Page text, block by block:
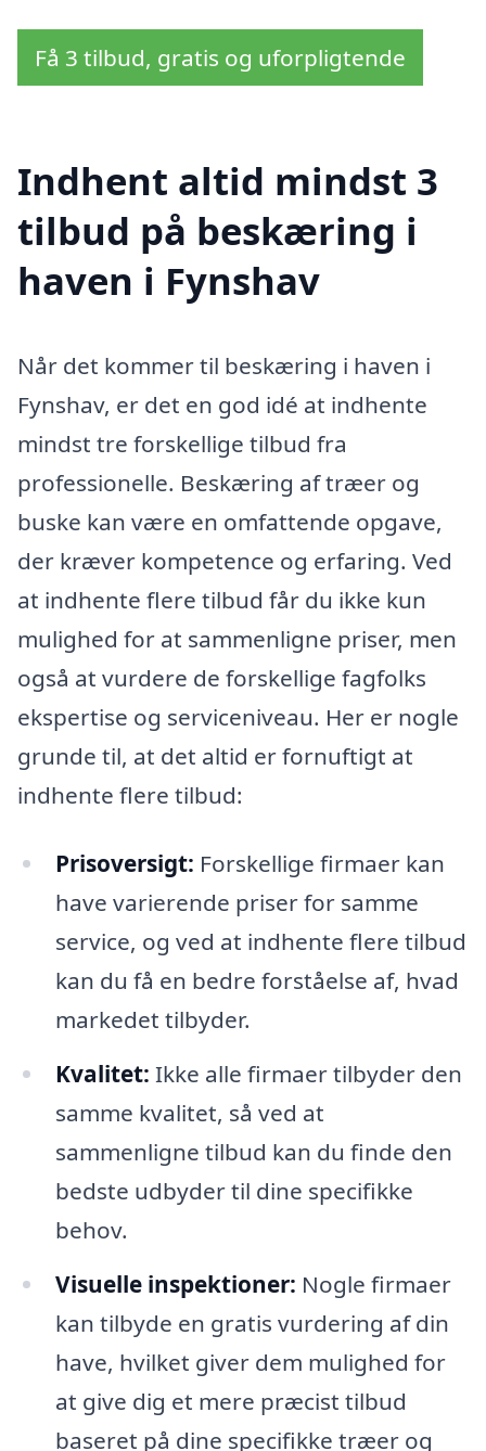
Få 3 tilbud, gratis og uforpligtende
Indhent altid mindst 3
tilbud på beskæring i
haven i Fynshav
Når det kommer til beskæring i haven i
Fynshav, er det en god idé at indhente
mindst tre forskellige tilbud fra
professionelle. Beskæring af træer og
buske kan være en omfattende opgave,
der kræver kompetence og erfaring. Ved
at indhente flere tilbud får du ikke kun
mulighed for at sammenligne priser, men
også at vurdere de forskellige fagfolks
ekspertise og serviceniveau. Her er nogle
grunde til, at det altid er fornuftigt at
indhente flere tilbud:
Prisoversigt: Forskellige firmaer kan
have varierende priser for samme
service, og ved at indhente flere tilbud
kan du få en bedre forståelse af, hvad
markedet tilbyder.
Kvalitet: Ikke alle firmaer tilbyder den
samme kvalitet, så ved at
sammenligne tilbud kan du finde den
bedste udbyder til dine specifikke
behov.
Visuelle inspektioner: Nogle firmaer
kan tilbyde en gratis vurdering af din
have, hvilket giver dem mulighed for
at give dig et mere præcist tilbud
baseret på dine specifikke træer og